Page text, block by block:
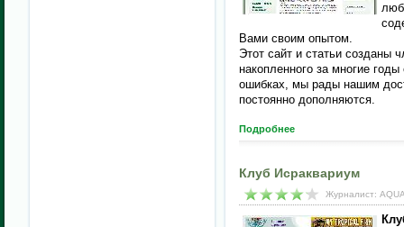
Вами своим опытом.
Этот сайт и статьи созданы
накопленного за многие
ошибках, мы рады нашим
постоянно дополняются.
Подробнее
Клуб Исраквариум
Журналист: